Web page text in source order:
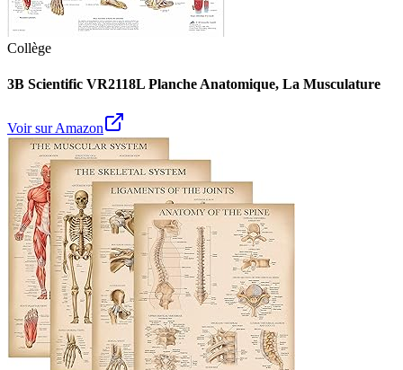
Collège
3B Scientific VR2118L Planche Anatomique, La Musculature
Voir sur Amazon